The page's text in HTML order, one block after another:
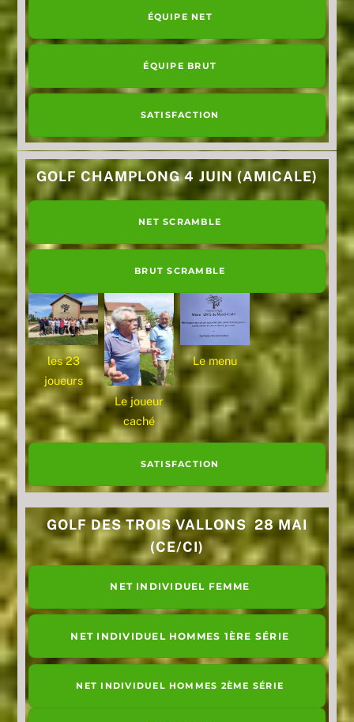
ÉQUIPE NET
ÉQUIPE BRUT
SATISFACTION
GOLF CHAMPLONG 4 JUIN (AMICALE)
NET SCRAMBLE
BRUT SCRAMBLE
les 23
joueurs
Le joueur
caché
Le menu
SATISFACTION
GOLF DES TROIS VALLONS 28 MAI
(CE/CI)
NET INDIVIDUEL FEMME
NET INDIVIDUEL HOMMES 1ÈRE SÉRIE
NET INDIVIDUEL HOMMES 2ÈME SÉRIE